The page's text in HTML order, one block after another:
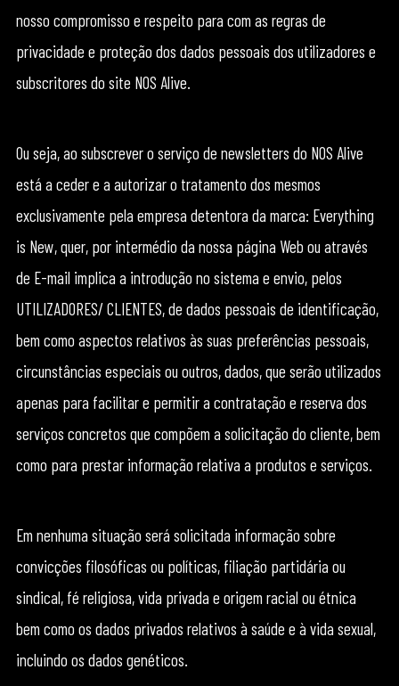
nosso compromisso e respeito para com as regras de
privacidade e proteção dos dados pessoais dos utilizadores e
subscritores do site NOS Alive.
Ou seja, ao subscrever o serviço de newsletters do NOS Alive
está a ceder e a autorizar o tratamento dos mesmos
exclusivamente pela empresa detentora da marca: Everything
is New, quer, por intermédio da nossa página Web ou através
de E-mail implica a introdução no sistema e envio, pelos
UTILIZADORES/ CLIENTES, de dados pessoais de identificação,
bem como aspectos relativos às suas preferências pessoais,
circunstâncias especiais ou outros, dados, que serão utilizados
apenas para facilitar e permitir a contratação e reserva dos
serviços concretos que compõem a solicitação do cliente, bem
como para prestar informação relativa a produtos e serviços.
Em nenhuma situação será solicitada informação sobre
convicções filosóficas ou políticas, filiação partidária ou
sindical, fé religiosa, vida privada e origem racial ou étnica
bem como os dados privados relativos à saúde e à vida sexual,
incluindo os dados genéticos.